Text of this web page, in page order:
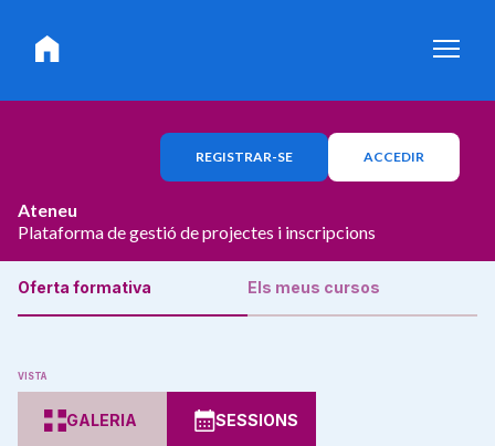
Ateneu
Plataforma de gestió de projectes i inscripcions
REGISTRAR-SE ACCEDIR
Oferta formativa Els meus cursos
VISTA
GALERIA SESSIONS